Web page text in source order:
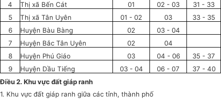
4
Thị xã Bến Cát 01 02 - 03 31 - 33
5
Thị xã Tân Uyên 01 - 02 03
33 - 35
6
Huyện Bàu Bàng 02 03 - 04
7
Huyện Bắc Tân Uyên 02
04
8
Huyện Phú Giáo 03 04 - 06 35 - 37
9
Huyện Dầu Tiếng 03 - 04 06 - 07 37 - 40
Điều 2. Khu vực đất giáp ranh
1. Khu vực đất giáp ranh giữa các tỉnh, thành phố